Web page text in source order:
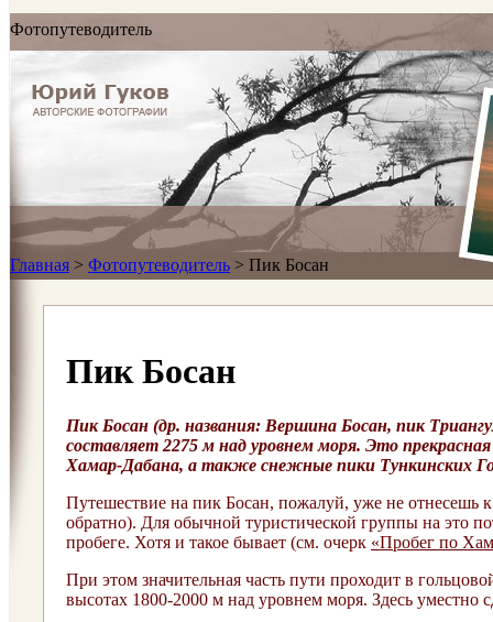
Фотопутеводитель
Главная > Фотопутеводитель > Пик Босан
Пик Босан
Пик Босан (др. названия: Вершина Босан, пик
составляет 2275 м над уровнем моря. Это
Хамар-Дабана, а также снежные пики Тункинских
Путешествие на пик Босан, пожалуй, уже не отнесешь
обратно). Для обычной туристической группы на это
пробеге. Хотя и такое бывает (см. очерк «Пробег по
При этом значительная часть пути проходит в
высотах 1800-2000 м над уровнем моря. Здесь уместно